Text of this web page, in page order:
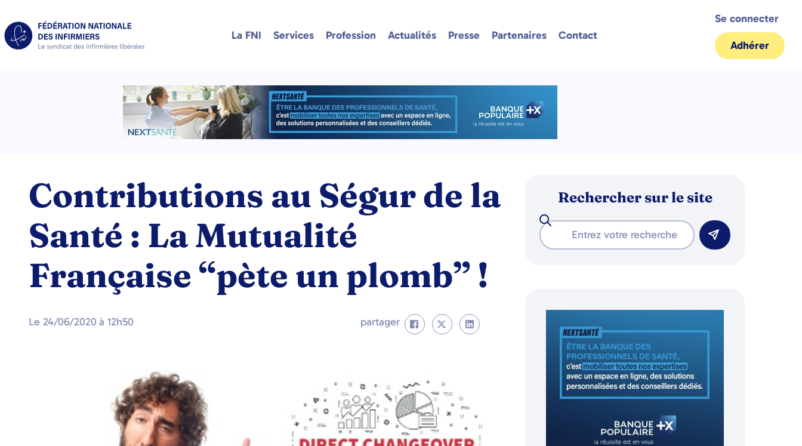
La FNI Services Profession Actualités Presse Partenaires Contact
Se connecter
Adhérer
Contributions au Ségur de la
Santé : La Mutualité
Française “pète un plomb” !
Le 24/06/2020 à 12h50 partager
Rechercher sur le site